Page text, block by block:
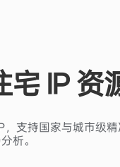
宅 IP 资
支持国家与城市级
析。